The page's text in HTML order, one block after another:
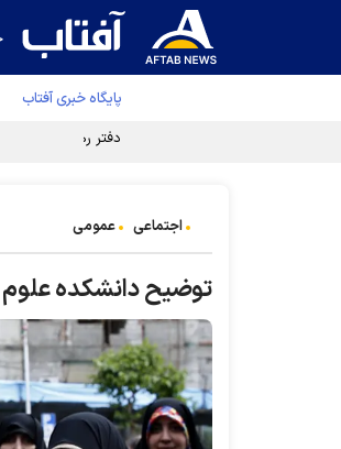
پایگاه خبری آفتاب
دفتر رهبر انقلاب
اجتماعی عمومی
توضیح دانشکده علوم